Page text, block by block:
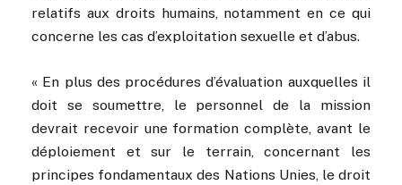
relatifs aux droits humains, notamment en ce qui
concerne les cas d’exploitation sexuelle et d’abus.
« En plus des procédures d’évaluation auxquelles il
doit se soumettre, le personnel de la mission
devrait recevoir une formation complète, avant le
déploiement et sur le terrain, concernant les
principes fondamentaux des Nations Unies, le droit